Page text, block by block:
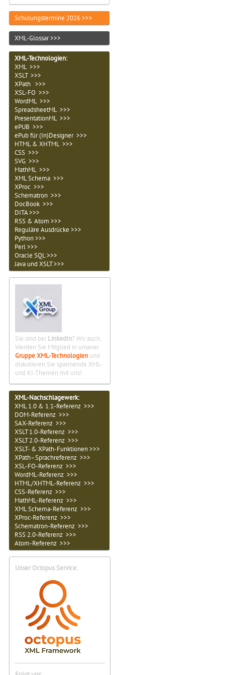
Schulungstermine 2026 >>>
XML-Glossar >>>
XML-Technologien:
XML >>>
XSLT >>>
XPath >>>
XSL-FO >>>
WordML >>>
SpreadsheetML >>>
PresentationML >>>
ePUB >>>
ePub für (In)Designer >>>
HTML & XHTML >>>
CSS >>>
SVG >>>
MathML >>>
XML Schema >>>
XProc >>>
Schematron >>>
DocBook >>>
DITA >>>
RSS & Atom >>>
Reguläre Ausdrücke >>>
Python >>>
Perl >>>
Oracle SQL >>>
Java und XSLT >>>
Sie sind bei LinkedIn? Wir auch.
Werden Sie Mitglied in unserer
Gruppe XML-Technologien und
diskutieren Sie spannende XML-
und KI-Themen mit uns!
XML-Nachschlagewerk:
XML 1.0 & 1.1-Referenz >>>
DOM-Referenz >>>
SAX-Referenz >>>
XSLT 1.0-Referenz >>>
XSLT 2.0-Referenz >>>
XSLT- & XPath-Funktionen >>>
XPath–Sprachreferenz >>>
XSL-FO-Referenz >>>
WordML-Referenz >>>
HTML/XHTML-Referenz >>>
CSS-Referenz >>>
MathML-Referenz >>>
XML Schema-Referenz >>>
XProc-Referenz >>>
Schematron-Referenz >>>
RSS 2.0-Referenz >>>
Atom-Referenz >>>
Unser Octopus Service: